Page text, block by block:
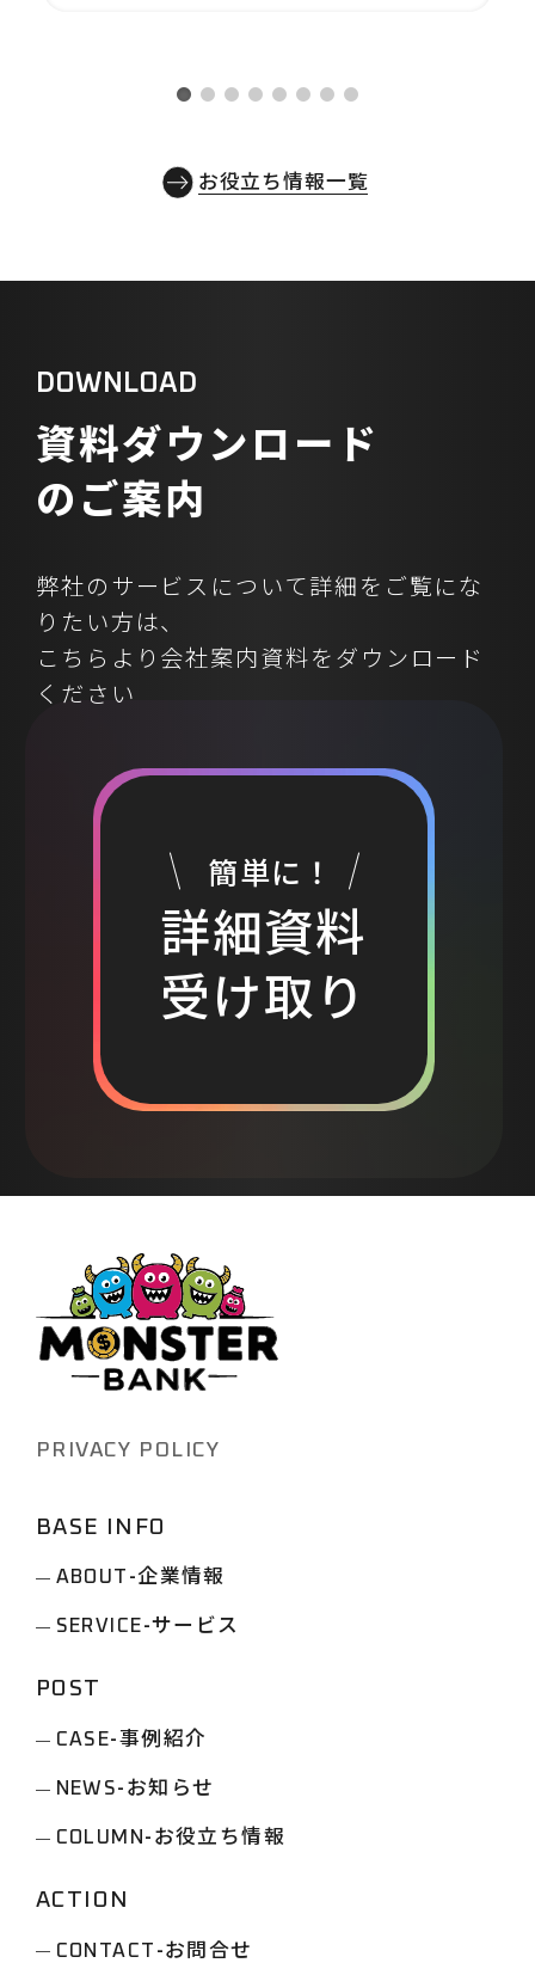
悩みに、心から寄り添いたいと考え
ているのか見えない状況で、新たな
事では、この閉塞感を打ち破り、デ
結論から申し上げると、会議で「既
視感のあるアイデア」しか出ない状
況を根本から変えるには、「客観的
なデータに基づく仮説検証」「現場
への徹底した伴走支援」「明確な
視点を取り入れることが不可欠です。
これにより、貴社の事業成長を加速
させる具体的な「勝ちパターン」を
見つけ出すことが可能になります。
企業で新規事業開発や施策検討の会
議は行われるものの、その多くが
「既視感のあるアイデア」の域を出
ないという課題を抱えています。なぜ
このような状況が生まれるのでしょ
体験は強力な指針となる一方で、新
しい発想やアプローチを阻害する
「重し」となることがあります。特
に、既存事業が安定している企業ほ
る意思決定: データに基づかない個人
を欠き、具体的な次の一手が見えに
くくなります。部下から明確な答えが
返ってこないことに田中部長が頭を
抱える状況も、まさにこの典型と言
えるでしょう。 実行フェーズへのコ
成されるも…
お役立ち情報一覧
DOW N LOA D
資料ダウンロー ド
のご案内
弊社のサービスについて詳細をご覧にな
りたい方は、
こちらより会社案内資料をダウンロード
ください
簡単に！
詳細資料
受け取り
PRIVACY POLICY
BASE INFO
ABOUT -企業情報
SERVICE-サービス
POST
CASE-事例紹介
NEWS-お知らせ
COLUMN -お役立ち情報
ACTION
CONTACT -お問合せ